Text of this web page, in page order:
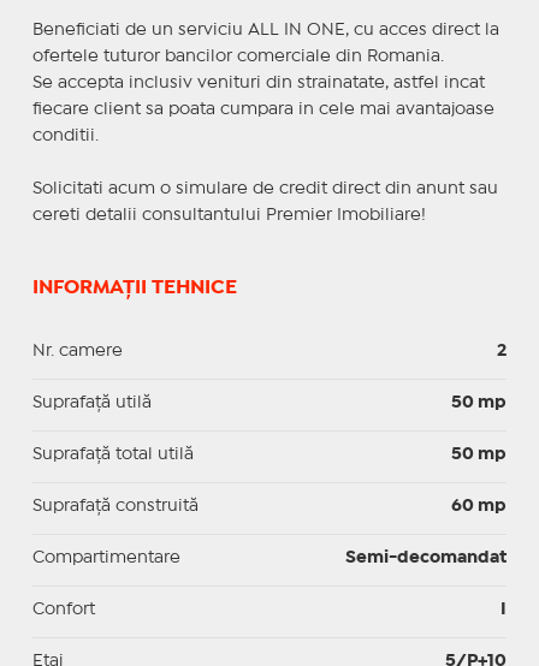
Beneficiati de un serviciu ALL IN ONE, cu acces direct la
ofertele tuturor bancilor comerciale din Romania.
Se accepta inclusiv venituri din strainatate, astfel incat
fiecare client sa poata cumpara in cele mai avantajoase
conditii.
Solicitati acum o simulare de credit direct din anunt sau
cereti detalii consultantului Premier Imobiliare!
INFORMAȚII TEHNICE
Nr. camere 2
Suprafaţă utilă 50 mp
Suprafaţă total utilă 50 mp
Suprafaţă construită 60 mp
Compartimentare Semi-decomandat
Confort
Etaj 5/P+10